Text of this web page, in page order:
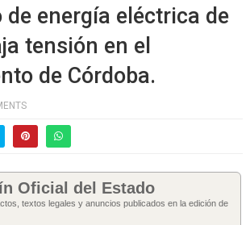
energía eléctrica de
tensión en el
de Córdoba.
Oficial del Estado
textos legales y anuncios publicados en la edición de